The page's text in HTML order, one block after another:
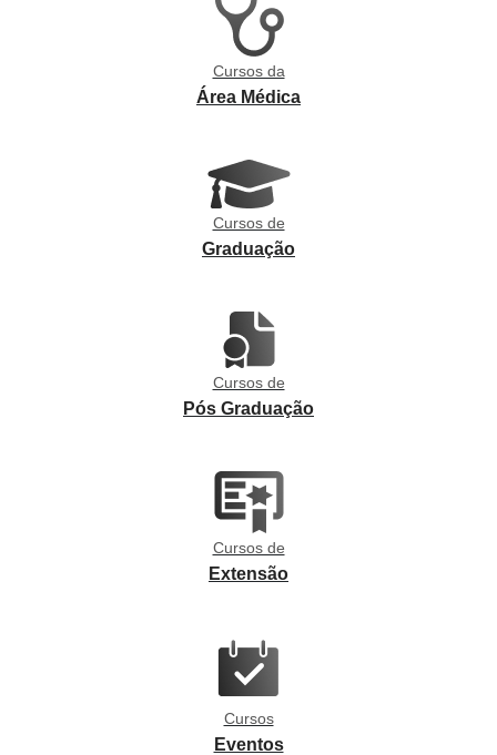
Cursos da
Área Médica
Cursos de
Graduação
Cursos de
Pós Graduação
Cursos de
Extensão
Cursos
Eventos